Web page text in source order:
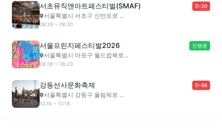
서초뮤직앤아트페스티벌(SMAF) D-20
서울특별시 서초구 신반포로 ...
08.29 ~ 08.30
서울프린지페스티벌2026 진행중
서울특별시 마포구 월드컵북로...
08.06 ~ 08.23
강동선사문화축제 D-68
서울특별시 강동구 올림픽로 ...
10.16 ~ 10.18